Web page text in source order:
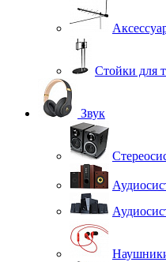
Стойки для
Звук